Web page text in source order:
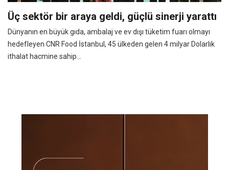
Üç sektör bir araya geldi, güçlü sinerji yarattı
Dünyanın en büyük gıda, ambalaj ve ev dışı tüketim fuarı olmayı
hedefleyen CNR Food İstanbul, 45 ülkeden gelen 4 milyar Dolarlık
ithalat hacmine sahip...